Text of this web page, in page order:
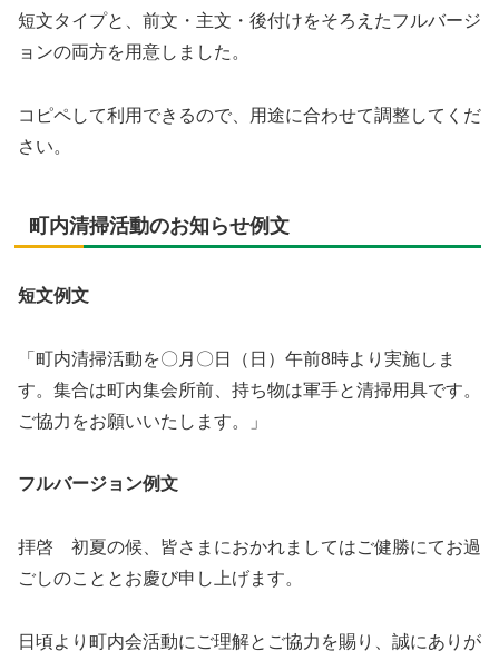
短文タイプと、前文・主文・後付けをそろえたフルバージ
ョンの両方を用意しました。
コピペして利用できるので、用途に合わせて調整してくだ
さい。
町内清掃活動のお知らせ例文
短文例文
「町内清掃活動を〇月〇日（日）午前8時より実施しま
す。集合は町内集会所前、持ち物は軍手と清掃用具です。
ご協力をお願いいたします。」
フルバージョン例文
拝啓 初夏の候、皆さまにおかれましてはご健勝にてお過
ごしのこととお慶び申し上げます。
日頃より町内会活動にご理解とご協力を賜り、誠にありが